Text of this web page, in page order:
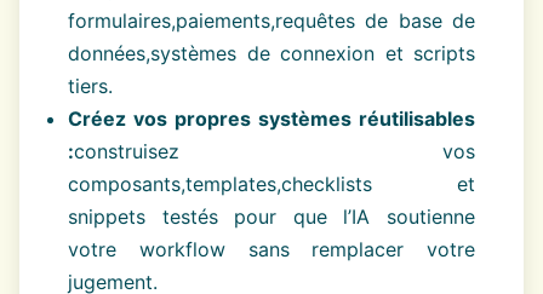
formulaires,paiements,requêtes de base de
données,systèmes de connexion et scripts
tiers.
Créez vos propres systèmes réutilisables
:construisez vos
composants,templates,checklists et
snippets testés pour que l’IA soutienne
votre workflow sans remplacer votre
jugement.